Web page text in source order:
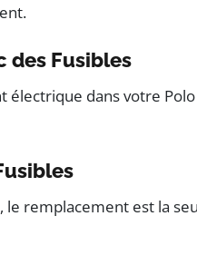
des Fusibles
électrique dans votre
le remplacement est la